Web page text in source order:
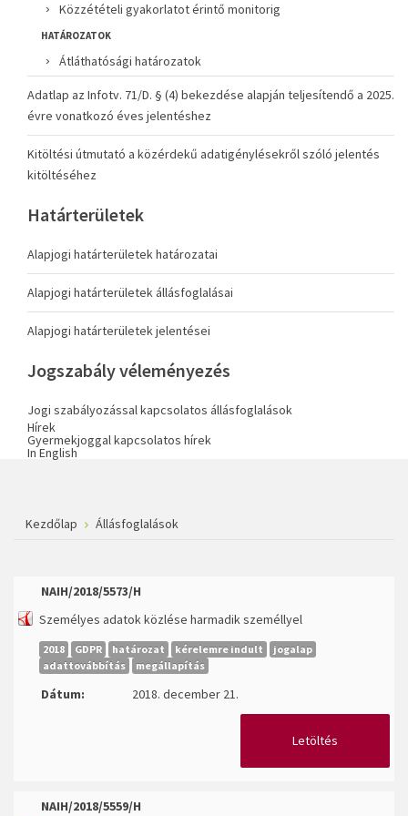
Közzétételi gyakorlatot érintő monitorig
HATÁROZATOK
Átláthatósági határozatok
Adatlap az Infotv. 71/D. § (4) bekezdése alapján teljesítendő a 2025.
évre vonatkozó éves jelentéshez
Kitöltési útmutató a közérdekű adatigénylésekről szóló jelentés
kitöltéséhez
Határterületek
Alapjogi határterületek határozatai
Alapjogi határterületek állásfoglalásai
Alapjogi határterületek jelentései
Jogszabály véleményezés
Jogi szabályozással kapcsolatos állásfoglalások
Hírek
Gyermekjoggal kapcsolatos hírek
In English
Kezdőlap Állásfoglalások
NAIH/2018/5573/H
Személyes adatok közlése harmadik személlyel
2018 GDPR határozat kérelemre indult
jogalap
adattovábbítás
megállapítás
Dátum: 2018. december 21.
Letöltés
NAIH/2018/5559/H